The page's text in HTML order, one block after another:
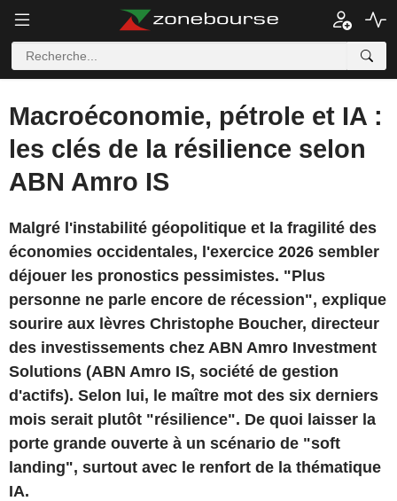
Macroéconomie, pétrole et IA :
les clés de la résilience selon
ABN Amro IS
Malgré l'instabilité géopolitique et la fragilité des
économies occidentales, l'exercice 2026 sembler
déjouer les pronostics pessimistes. "Plus
personne ne parle encore de récession", explique
sourire aux lèvres Christophe Boucher, directeur
des investissements chez ABN Amro Investment
Solutions (ABN Amro IS, société de gestion
d'actifs). Selon lui, le maître mot des six derniers
mois serait plutôt "résilience". De quoi laisser la
porte grande ouverte à un scénario de "soft
landing", surtout avec le renfort de la thématique
IA.